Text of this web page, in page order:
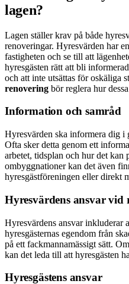
lagen?
Lagen ställer krav på både
renoveringar. Hyresvärden har
fastigheten och se till att
hyresgästen rätt att bli
och att inte utsättas för oskäliga
renovering bör reglera hur
Information och samråd
Hyresvärden ska informera dig i
Ofta sker detta genom ett
arbetet, tidsplan och hur det
ombyggnationer kan det även
hyresgästföreningen eller direkt
Hyresvärdens ansvar vid
Hyresvärdens ansvar inkluderar
hyresgästernas egendom från
på ett fackmannamässigt sätt.
kan det leda till att hyresgästen
Hyresgästens ansvar